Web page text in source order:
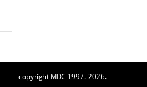
copyright MDC 1997.-2026.